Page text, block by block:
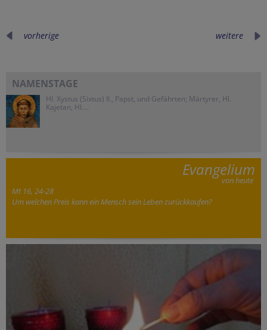
vorherige weitere
NAMENSTAGE
Hl. Xystus (Sixtus) II., Papst, und Gefährten; Märtyrer, Hl.
Kajetan, Hl....
Evangelium
von heute
Mt 16, 24-28
Um welchen Preis kann ein Mensch sein Leben zurückkaufen?